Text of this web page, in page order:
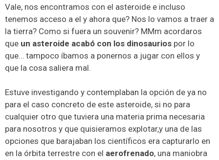
Vale, nos encontramos con el asteroide e incluso
tenemos acceso a el y ahora que? Nos lo vamos a traer a
la tierra? Como si fuera un souvenir? MMm acordaros
que un asteroide acabó con los dinosaurios por lo
que… tampoco íbamos a ponernos a jugar con ellos y
que la cosa saliera mal.
Estuve investigando y contemplaban la opción de ya no
para el caso concreto de este asteroide, si no para
cualquier otro que tuviera una materia prima necesaria
para nosotros y que quisieramos explotar,y una de las
opciones que barajaban los científicos era capturarlo en
en la órbita terrestre con el aerofrenado, una maniobra